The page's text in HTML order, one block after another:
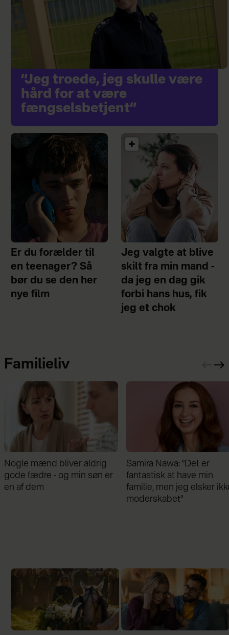
”Jeg troede, jeg skulle være
hård for at være
fængselsbetjent”
Er du forælder til
en teenager? Så
bør du se den her
nye film
Jeg valgte at blive
skilt fra min mand -
da jeg en dag gik
forbi hans hus, fik
jeg et chok
Familieliv
Samira Nawa: ”Det er
fantastisk at have min
familie, men jeg elsker ikke
Jeg valgte at blive skilt
min mand - da jeg en dag
gik forbi hans hus, fik jeg
chok